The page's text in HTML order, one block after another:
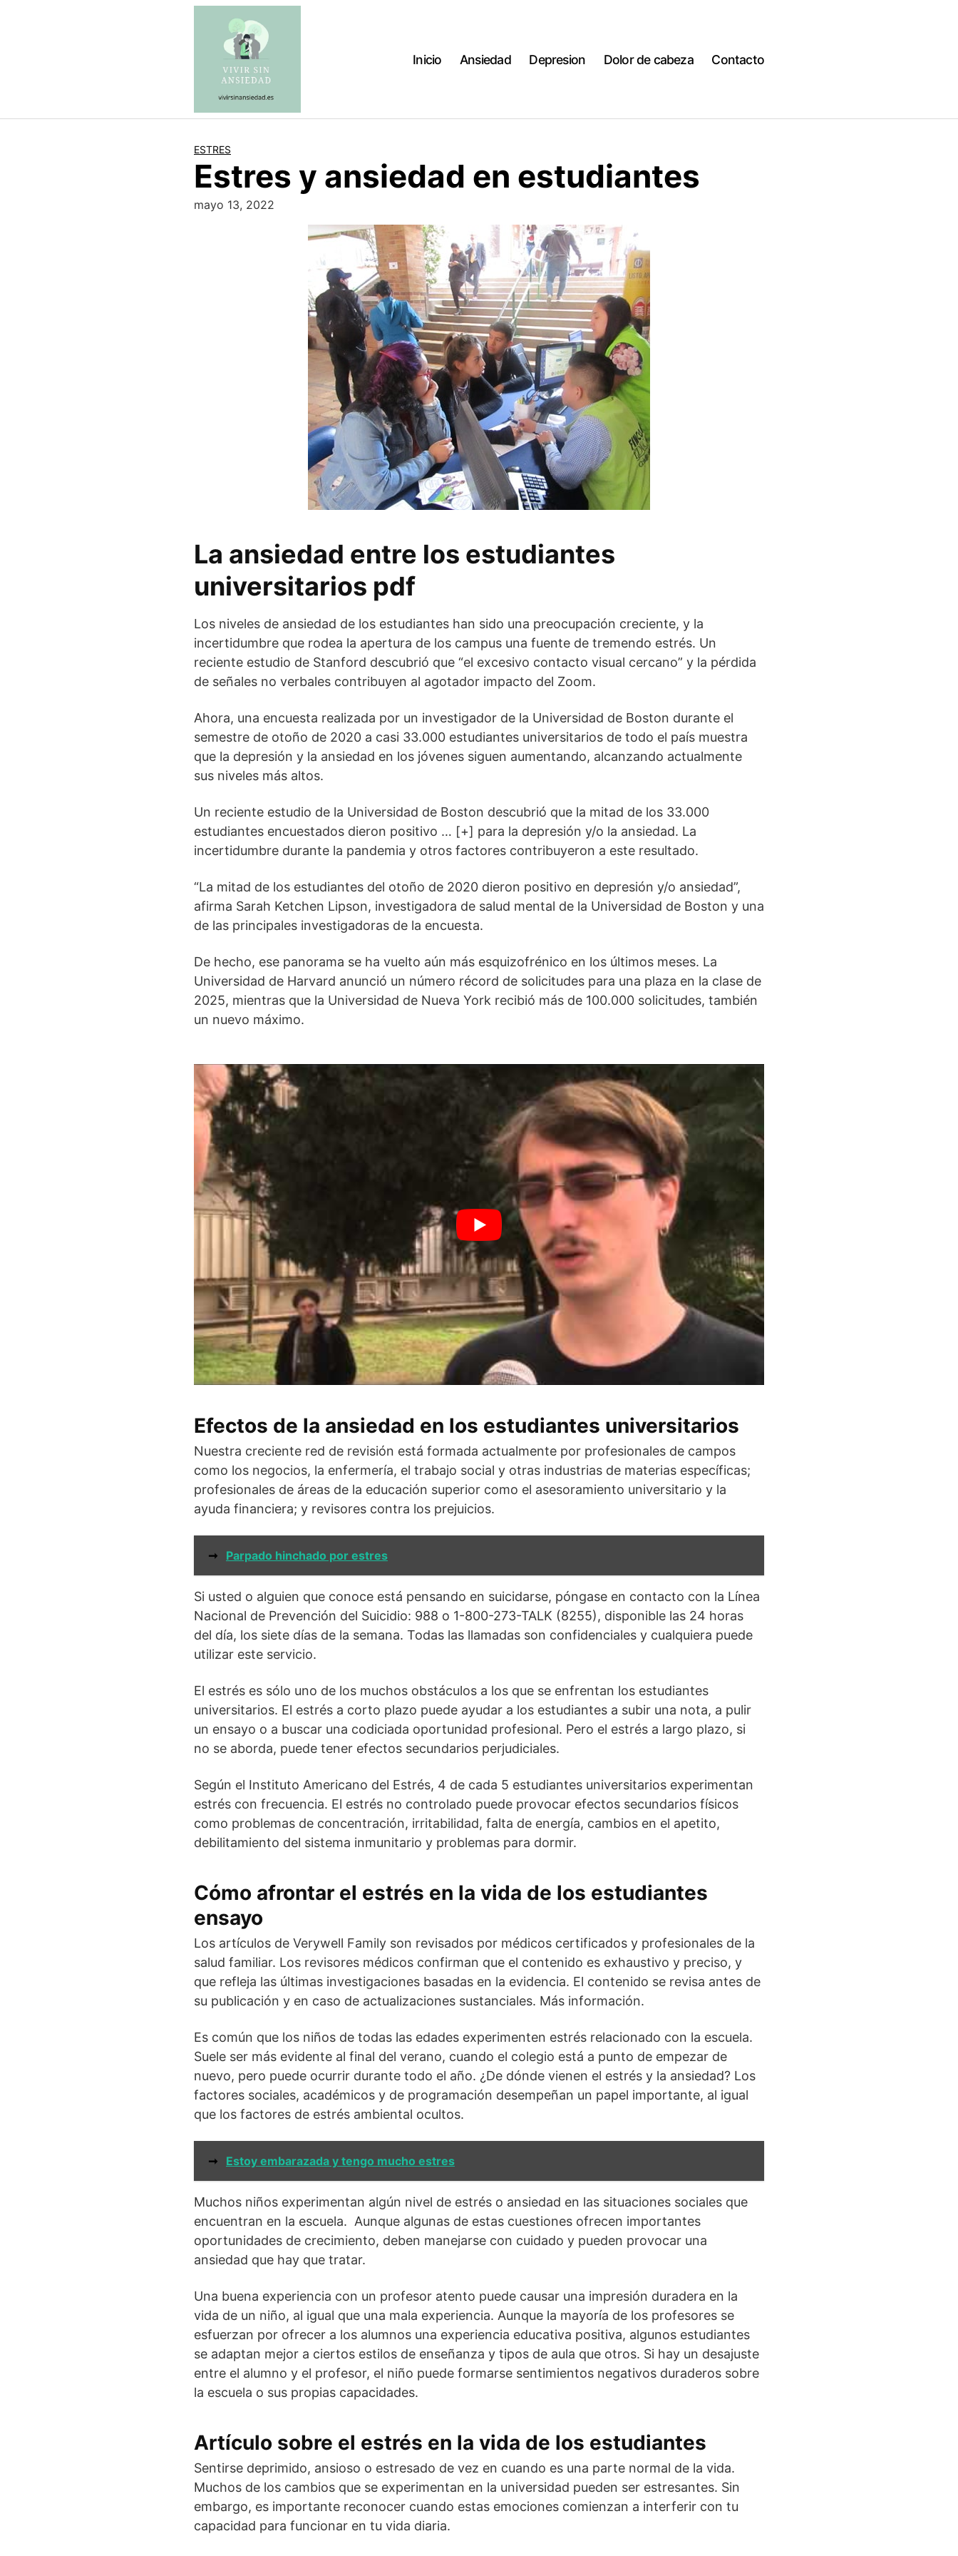
Inicio Ansiedad Depresion Dolor de cabeza Contacto
ESTRES
Estres y ansiedad en estudiantes
mayo 13, 2022
La ansiedad entre los estudiantes
universitarios pdf
Los niveles de ansiedad de los estudiantes han sido una preocupación creciente, y la
incertidumbre que rodea la apertura de los campus una fuente de tremendo estrés. Un
reciente estudio de Stanford descubrió que “el excesivo contacto visual cercano” y la pérdida
de señales no verbales contribuyen al agotador impacto del Zoom.
Ahora, una encuesta realizada por un investigador de la Universidad de Boston durante el
semestre de otoño de 2020 a casi 33.000 estudiantes universitarios de todo el país muestra
que la depresión y la ansiedad en los jóvenes siguen aumentando, alcanzando actualmente
sus niveles más altos.
Un reciente estudio de la Universidad de Boston descubrió que la mitad de los 33.000
estudiantes encuestados dieron positivo … [+] para la depresión y/o la ansiedad. La
incertidumbre durante la pandemia y otros factores contribuyeron a este resultado.
“La mitad de los estudiantes del otoño de 2020 dieron positivo en depresión y/o ansiedad”,
afirma Sarah Ketchen Lipson, investigadora de salud mental de la Universidad de Boston y una
de las principales investigadoras de la encuesta.
De hecho, ese panorama se ha vuelto aún más esquizofrénico en los últimos meses. La
Universidad de Harvard anunció un número récord de solicitudes para una plaza en la clase de
2025, mientras que la Universidad de Nueva York recibió más de 100.000 solicitudes, también
un nuevo máximo.
Efectos de la ansiedad en los estudiantes universitarios
Nuestra creciente red de revisión está formada actualmente por profesionales de campos
como los negocios, la enfermería, el trabajo social y otras industrias de materias específicas;
profesionales de áreas de la educación superior como el asesoramiento universitario y la
ayuda financiera; y revisores contra los prejuicios.
➞ Parpado hinchado por estres
Si usted o alguien que conoce está pensando en suicidarse, póngase en contacto con la Línea
Nacional de Prevención del Suicidio: 988 o 1-800-273-TALK (8255), disponible las 24 horas
del día, los siete días de la semana. Todas las llamadas son confidenciales y cualquiera puede
utilizar este servicio.
El estrés es sólo uno de los muchos obstáculos a los que se enfrentan los estudiantes
universitarios. El estrés a corto plazo puede ayudar a los estudiantes a subir una nota, a pulir
un ensayo o a buscar una codiciada oportunidad profesional. Pero el estrés a largo plazo, si
no se aborda, puede tener efectos secundarios perjudiciales.
Según el Instituto Americano del Estrés, 4 de cada 5 estudiantes universitarios experimentan
estrés con frecuencia. El estrés no controlado puede provocar efectos secundarios físicos
como problemas de concentración, irritabilidad, falta de energía, cambios en el apetito,
debilitamiento del sistema inmunitario y problemas para dormir.
Cómo afrontar el estrés en la vida de los estudiantes
ensayo
Los artículos de Verywell Family son revisados por médicos certificados y profesionales de la
salud familiar. Los revisores médicos confirman que el contenido es exhaustivo y preciso, y
que refleja las últimas investigaciones basadas en la evidencia. El contenido se revisa antes de
su publicación y en caso de actualizaciones sustanciales. Más información.
Es común que los niños de todas las edades experimenten estrés relacionado con la escuela.
Suele ser más evidente al final del verano, cuando el colegio está a punto de empezar de
nuevo, pero puede ocurrir durante todo el año. ¿De dónde vienen el estrés y la ansiedad? Los
factores sociales, académicos y de programación desempeñan un papel importante, al igual
que los factores de estrés ambiental ocultos.
➞ Estoy embarazada y tengo mucho estres
Muchos niños experimentan algún nivel de estrés o ansiedad en las situaciones sociales que
encuentran en la escuela. Aunque algunas de estas cuestiones ofrecen importantes
oportunidades de crecimiento, deben manejarse con cuidado y pueden provocar una
ansiedad que hay que tratar.
Una buena experiencia con un profesor atento puede causar una impresión duradera en la
vida de un niño, al igual que una mala experiencia. Aunque la mayoría de los profesores se
esfuerzan por ofrecer a los alumnos una experiencia educativa positiva, algunos estudiantes
se adaptan mejor a ciertos estilos de enseñanza y tipos de aula que otros. Si hay un desajuste
entre el alumno y el profesor, el niño puede formarse sentimientos negativos duraderos sobre
la escuela o sus propias capacidades.
Artículo sobre el estrés en la vida de los estudiantes
Sentirse deprimido, ansioso o estresado de vez en cuando es una parte normal de la vida.
Muchos de los cambios que se experimentan en la universidad pueden ser estresantes. Sin
embargo, es importante reconocer cuando estas emociones comienzan a interferir con tu
capacidad para funcionar en tu vida diaria.